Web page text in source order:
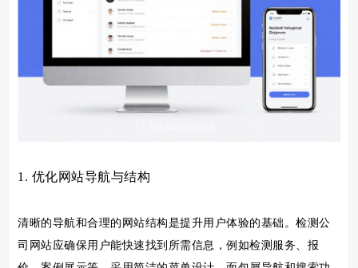
1. 优化网站导航与结构
清晰的导航和合理的网站结构是提升用户体验的基础。检测公
司网站应确保用户能快速找到所需信息，例如检测服务、报